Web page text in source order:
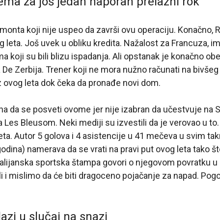
koji nije uspeo da završi ovu operaciju. Konačno,
leta. Još uvek u obliku kredita. Nažalost za Francuza,
koji su bili blizu ispadanja. Ali opstanak je konačno
Zerbija. Trener koji ne mora nužno računati na
leta dok čeka da pronađe novi dom.
da se posveti ovome jer nije izabran da učestvuje na
Les Bleusom. Neki mediji su izvestili da je verovao u
Autor 5 golova i 4 asistencije u 41 mečeva u svim
namerava da se vrati na pravi put ovog leta tako
sportska štampa govori o njegovom povratku
i mislimo da će biti dragoceno pojačanje za napad.
u slučaj na snazi